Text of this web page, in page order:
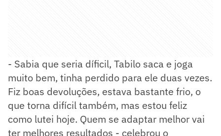
- Sabia que seria díficil, Tabilo saca e joga
muito bem, tinha perdido para ele duas vezes.
Fiz boas devoluções, estava bastante frio, o
que torna difícil também, mas estou feliz
como lutei hoje. Quem se adaptar melhor vai
ter melhores resultados - celebrou o